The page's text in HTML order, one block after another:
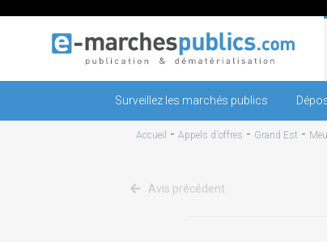
Surveillez les marchés publics
Accueil - Appels d'offres - Grand Est -
Avis précédent